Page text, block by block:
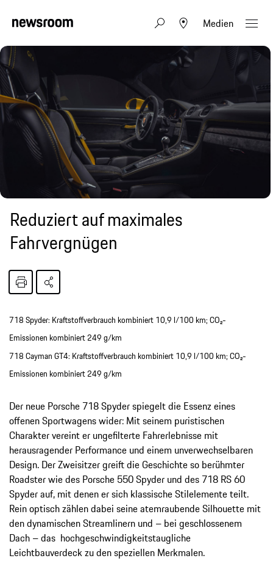
Medien
Reduziert auf maximales
Fahrvergnügen
718 Spyder: Kraftstoffverbrauch kombiniert 10,9 l/100 km; CO₂-
Emissionen kombiniert 249 g/km
718 Cayman GT4: Kraftstoffverbrauch kombiniert 10,9 l/100 km; CO₂-
Emissionen kombiniert 249 g/km
Der neue Porsche 718 Spyder spiegelt die Essenz eines
offenen Sportwagens wider: Mit seinem puristischen
Charakter vereint er ungefilterte Fahrerlebnisse mit
herausragender Performance und einem unverwechselbaren
Design. Der Zweisitzer greift die Geschichte so berühmter
Roadster wie des Porsche 550 Spyder und des 718 RS 60
Spyder auf, mit denen er sich klassische Stil­elemente teilt.
Rein optisch zählen dabei seine atemraubende Silhouette mit
den dynamischen Streamlinern und – bei geschlossenem
Dach – das hochgeschwindigkeitstaugliche
Leichtbauverdeck zu den speziellen Merkmalen.